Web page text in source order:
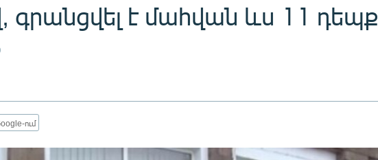
գրանցվել է մահվան ևս 11 դեպք
ում